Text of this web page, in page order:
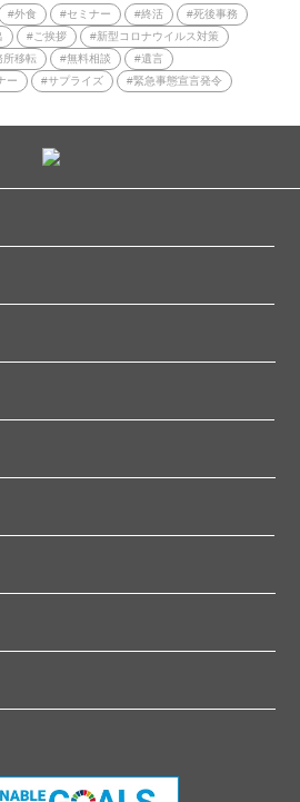
#外食 #セミナー #終活
#死後事務
#ご挨拶
#新型コロナウイルス対策
所移転 #無料相談
#遺言
ー #サプライズ #緊急事態宣言発令